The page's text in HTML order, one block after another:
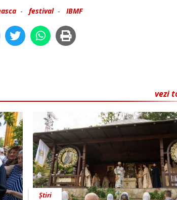
- festival- IBMF
vezi
Știri